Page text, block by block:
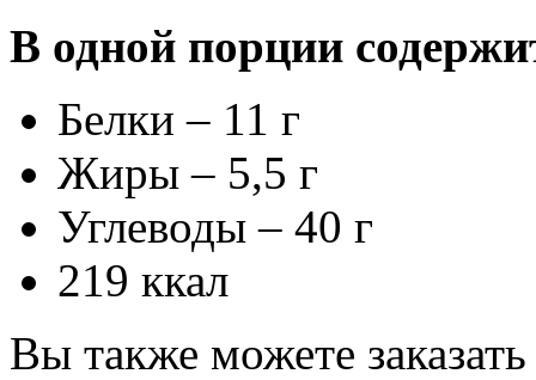
В одной порции
Белки – 11 г
Жиры – 5,5 г
Углеводы – 40 г
219 ккал
Вы также можете